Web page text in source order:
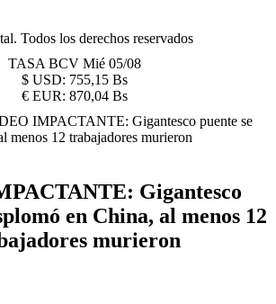
Todos los derechos reservados
TASA BCV Mié 05/08
$ USD: 755,15 Bs
€ EUR: 870,04 Bs
IMPACTANTE: Gigantesco puente se
menos 12 trabajadores murieron
Gigantesco
en China, al menos 12
murieron